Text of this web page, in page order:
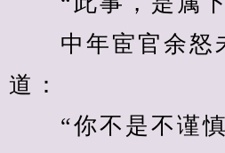
中年宦官余怒
道：
“你不是不谨慎